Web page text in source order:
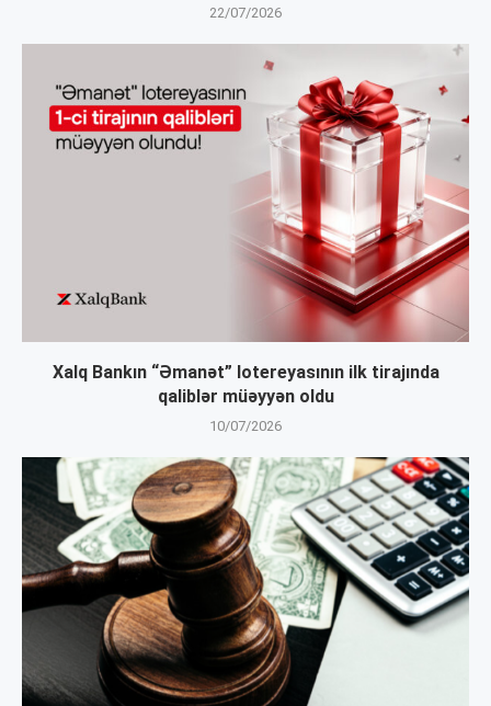
22/07/2026
Xalq Bankın “Əmanət” lotereyasının ilk tirajında
qaliblər müəyyən oldu
10/07/2026